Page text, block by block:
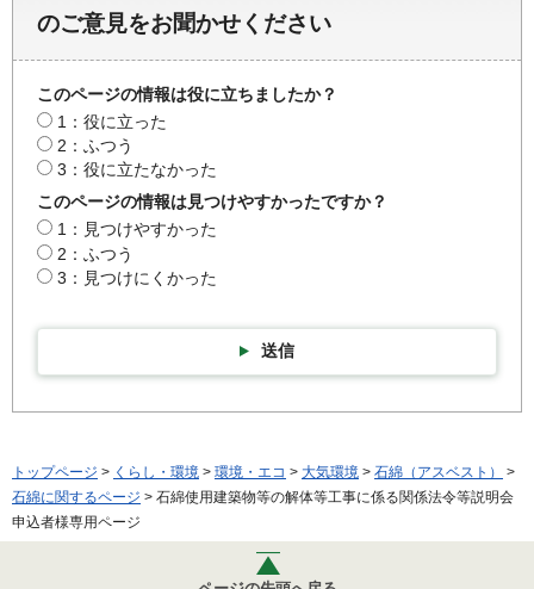
のご意見をお聞かせください
このページの情報は役に立ちましたか？
1：役に立った
2：ふつう
3：役に立たなかった
このページの情報は見つけやすかったですか？
1：見つけやすかった
2：ふつう
3：見つけにくかった
送信
トップページ > くらし・環境 > 環境・エコ > 大気環境 > 石綿（アスベスト）
>
石綿に関するページ > 石綿使用建築物等の解体等工事に係る関係法令等説明会
申込者様専用ページ